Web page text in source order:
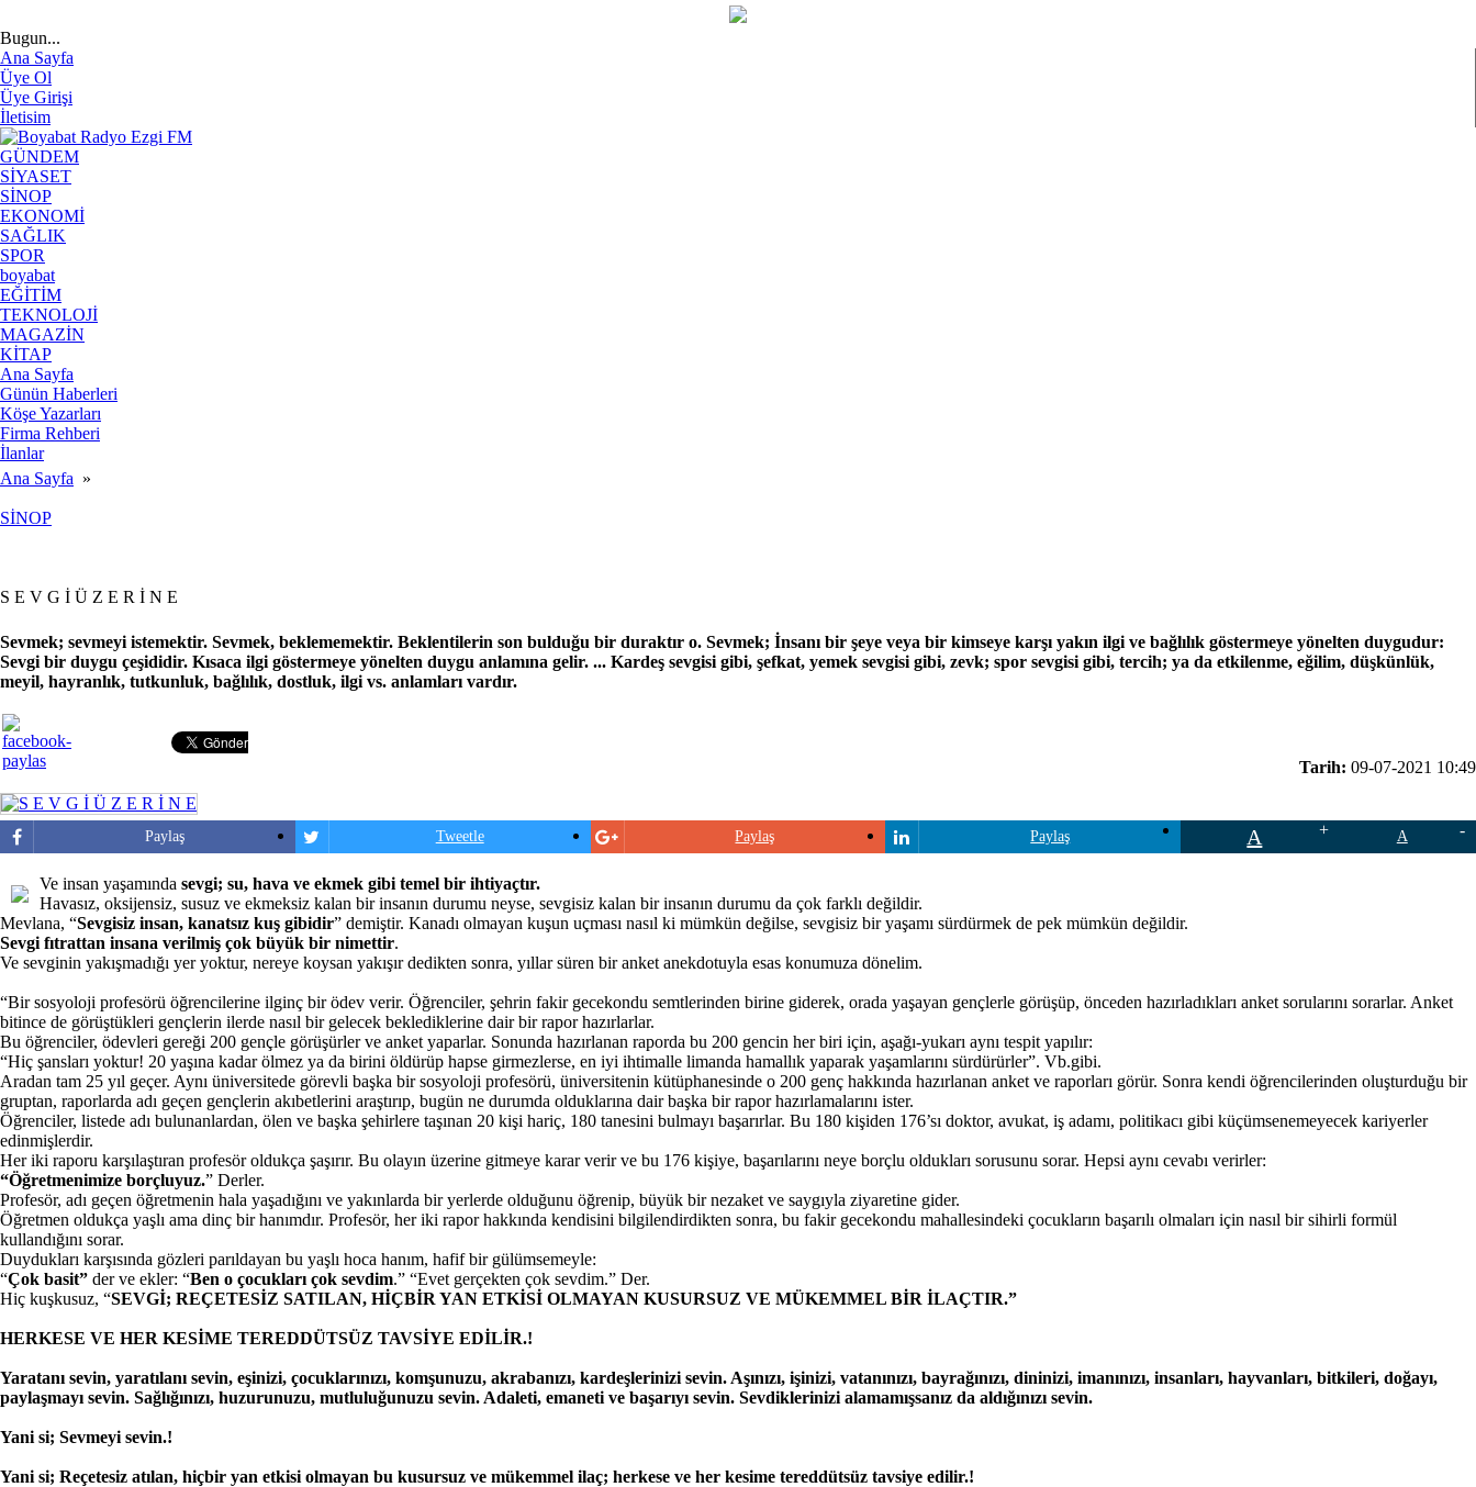
Bugun...
Ana Sayfa
Üye Ol
Üye Girişi
İletisim
GÜNDEM
SİYASET
SİNOP
EKONOMİ
SAĞLIK
SPOR
boyabat
EĞİTİM
TEKNOLOJİ
MAGAZİN
KİTAP
Ana Sayfa
Günün Haberleri
Köşe Yazarları
Firma Rehberi
İlanlar
Ana Sayfa »
SİNOP
S E V G İ Ü Z E R İ N E
Sevmek; sevmeyi istemektir. Sevmek, beklememektir. Beklentilerin son bulduğu bir duraktır o. Sevmek; İnsanı bir şeye veya bir kimseye karşı yakın ilgi ve bağlılık göstermeye yönelten duygudur:
Sevgi bir duygu çeşididir. Kısaca ilgi göstermeye yönelten duygu anlamına gelir. ... Kardeş sevgisi gibi, şefkat, yemek sevgisi gibi, zevk; spor sevgisi gibi, tercih; ya da etkilenme, eğilim, düşkünlük,
meyil, hayranlık, tutkunluk, bağlılık, dostluk, ilgi vs. anlamları vardır.
Tarih: 09-07-2021 10:49
Paylaş Tweetle Paylaş Paylaş A A
Ve insan yaşamında sevgi; su, hava ve ekmek gibi temel bir ihtiyaçtır.
Havasız, oksijensiz, susuz ve ekmeksiz kalan bir insanın durumu neyse, sevgisiz kalan bir insanın durumu da çok farklı değildir.
Mevlana, “Sevgisiz insan, kanatsız kuş gibidir” demiştir. Kanadı olmayan kuşun uçması nasıl ki mümkün değilse, sevgisiz bir yaşamı sürdürmek de pek mümkün değildir.
Sevgi fıtrattan insana verilmiş çok büyük bir nimettir.
Ve sevginin yakışmadığı yer yoktur, nereye koysan yakışır dedikten sonra, yıllar süren bir anket anekdotuyla esas konumuza dönelim.
“Bir sosyoloji profesörü öğrencilerine ilginç bir ödev verir. Öğrenciler, şehrin fakir gecekondu semtlerinden birine giderek, orada yaşayan gençlerle görüşüp, önceden hazırladıkları anket sorularını sorarlar. Anket
bitince de görüştükleri gençlerin ilerde nasıl bir gelecek beklediklerine dair bir rapor hazırlarlar.
Bu öğrenciler, ödevleri gereği 200 gençle görüşürler ve anket yaparlar. Sonunda hazırlanan raporda bu 200 gencin her biri için, aşağı-yukarı aynı tespit yapılır:
“Hiç şansları yoktur! 20 yaşına kadar ölmez ya da birini öldürüp hapse girmezlerse, en iyi ihtimalle limanda hamallık yaparak yaşamlarını sürdürürler”. Vb.gibi.
Aradan tam 25 yıl geçer. Aynı üniversitede görevli başka bir sosyoloji profesörü, üniversitenin kütüphanesinde o 200 genç hakkında hazırlanan anket ve raporları görür. Sonra kendi öğrencilerinden oluşturduğu bir
gruptan, raporlarda adı geçen gençlerin akıbetlerini araştırıp, bugün ne durumda olduklarına dair başka bir rapor hazırlamalarını ister.
Öğrenciler, listede adı bulunanlardan, ölen ve başka şehirlere taşınan 20 kişi hariç, 180 tanesini bulmayı başarırlar. Bu 180 kişiden 176’sı doktor, avukat, iş adamı, politikacı gibi küçümsenemeyecek kariyerler
edinmişlerdir.
Her iki raporu karşılaştıran profesör oldukça şaşırır. Bu olayın üzerine gitmeye karar verir ve bu 176 kişiye, başarılarını neye borçlu oldukları sorusunu sorar. Hepsi aynı cevabı verirler:
“Öğretmenimize borçluyuz.” Derler.
Profesör, adı geçen öğretmenin hala yaşadığını ve yakınlarda bir yerlerde olduğunu öğrenip, büyük bir nezaket ve saygıyla ziyaretine gider.
Öğretmen oldukça yaşlı ama dinç bir hanımdır. Profesör, her iki rapor hakkında kendisini bilgilendirdikten sonra, bu fakir gecekondu mahallesindeki çocukların başarılı olmaları için nasıl bir sihirli formül
kullandığını sorar.
Duydukları karşısında gözleri parıldayan bu yaşlı hoca hanım, hafif bir gülümsemeyle:
“Çok basit” der ve ekler: “Ben o çocukları çok sevdim.” “Evet gerçekten çok sevdim.” Der.
Hiç kuşkusuz, “SEVGİ; REÇETESİZ SATILAN, HİÇBİR YAN ETKİSİ OLMAYAN KUSURSUZ VE MÜKEMMEL BİR İLAÇTIR.”
HERKESE VE HER KESİME TEREDDÜTSÜZ TAVSİYE EDİLİR.!
Yaratanı sevin, yaratılanı sevin, eşinizi, çocuklarınızı, komşunuzu, akrabanızı, kardeşlerinizi sevin. Aşınızı, işinizi, vatanınızı, bayrağınızı, dininizi, imanınızı, insanları, hayvanları, bitkileri, doğayı,
paylaşmayı sevin. Sağlığınızı, huzurunuzu, mutluluğunuzu sevin. Adaleti, emaneti ve başarıyı sevin. Sevdiklerinizi alamamışsanız da aldığınızı sevin.
Yani si; Sevmeyi sevin.!
Yani si; Reçetesiz atılan, hiçbir yan etkisi olmayan bu kusursuz ve mükemmel ilaç; herkese ve her kesime tereddütsüz tavsiye edilir.!